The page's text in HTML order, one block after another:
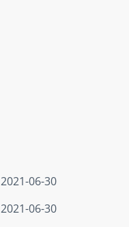
2021-06-30
2021-06-30